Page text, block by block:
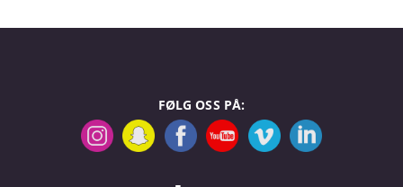
FØLG OSS PÅ: